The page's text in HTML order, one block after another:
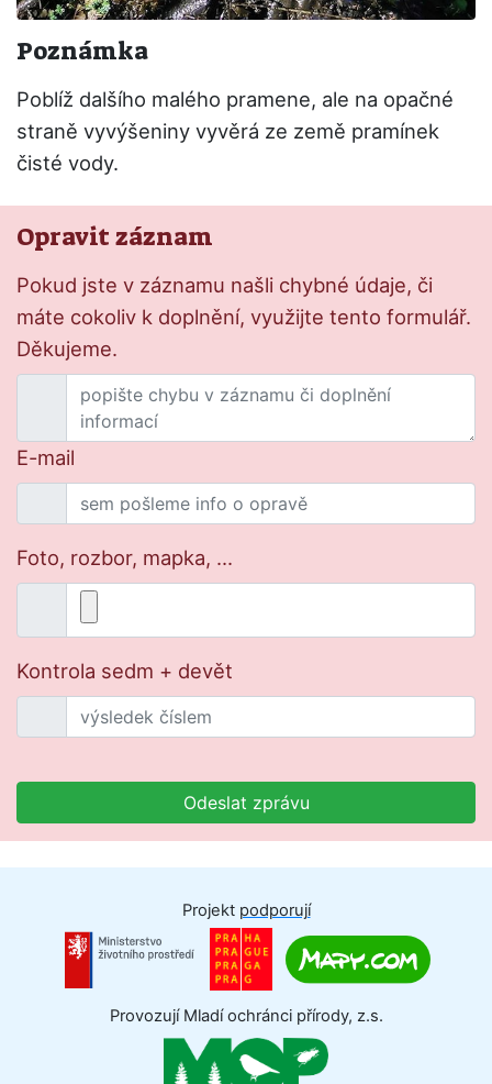
Poznámka
Poblíž dalšího malého pramene, ale na opačné
straně vyvýšeniny vyvěrá ze země pramínek
čisté vody.
Opravit záznam
Pokud jste v záznamu našli chybné údaje, či
máte cokoliv k doplnění, využijte tento formulář.
Děkujeme.
E-mail
Foto, rozbor, mapka, ...
Kontrola sedm + devět
Odeslat zprávu
Projekt podporují
Provozují Mladí ochránci přírody, z.s.